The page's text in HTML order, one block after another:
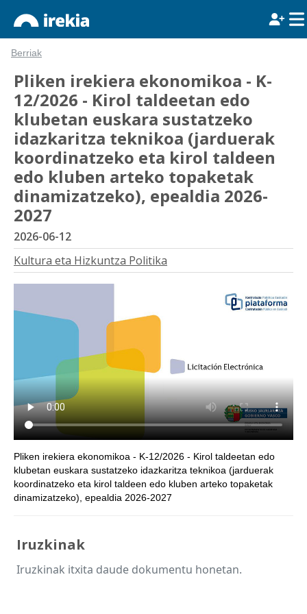
Berriak
Pliken irekiera ekonomikoa - K-
12/2026 - Kirol taldeetan edo
klubetan euskara sustatzeko
idazkaritza teknikoa (jarduerak
koordinatzeko eta kirol taldeen
edo kluben arteko topaketak
dinamizatzeko), epealdia 2026-
2027
2026-06-12
Kultura eta Hizkuntza Politika
Pliken irekiera ekonomikoa - K-12/2026 - Kirol taldeetan edo
klubetan euskara sustatzeko idazkaritza teknikoa (jarduerak
koordinatzeko eta kirol taldeen edo kluben arteko topaketak
dinamizatzeko), epealdia 2026-2027
Iruzkinak
Iruzkinak itxita daude dokumentu honetan.